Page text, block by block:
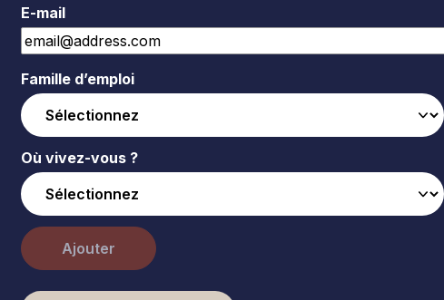
E-mail
Famille d’emploi
Où vivez-vous ?
Ajouter